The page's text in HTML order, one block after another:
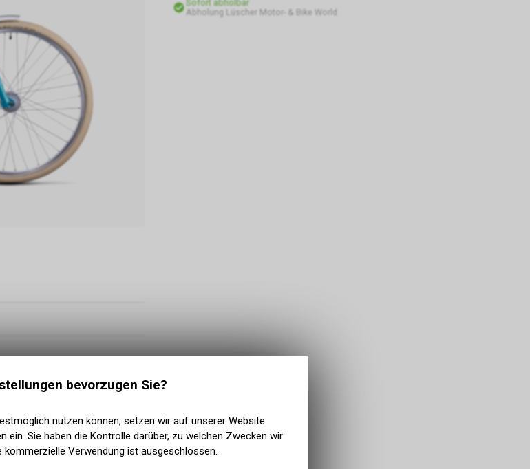
Sofort abholbar
Abholung Lüscher Motor- & Bike World
bevorzugen Sie?
nutzen können, setzen wir auf unserer Website
ein. Sie haben die Kontrolle darüber, zu welchen Zwecken wir
kommerzielle Verwendung ist ausgeschlossen.